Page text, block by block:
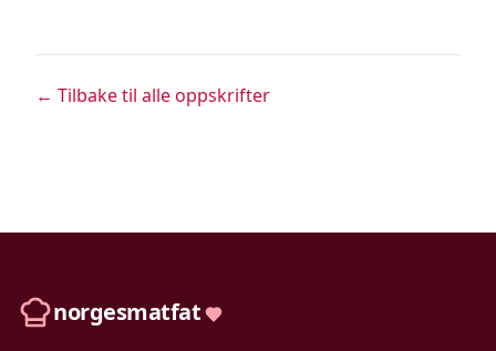
← Tilbake til alle oppskrifter
norgesmatfat